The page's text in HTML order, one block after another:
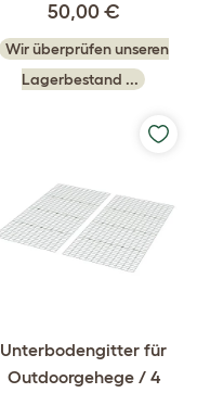
50,00 €
Wir überprüfen unseren
Lagerbestand ...
Unterbodengitter für
Outdoorgehege / 4